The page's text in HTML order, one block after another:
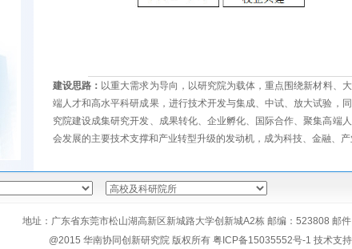
建设思路： 以重大需求为导向，以研究院为载体，重点围绕新材料、
端人才和高水平科研成果，进行技术开发与集成、中试、放大试验，
究院建设成集研究开发、成果转化、企业孵化、国际合作、聚集高端
会发展的主要技术支撑和产业转型升级的发动机，成为科技、金融、产
地址：广东省东莞市松山湖高新区新城路大学创新城A2栋 邮编：523808 邮
@2015 华南协同创新研究院 版权所有 粤ICP备15035552号-1 技术支